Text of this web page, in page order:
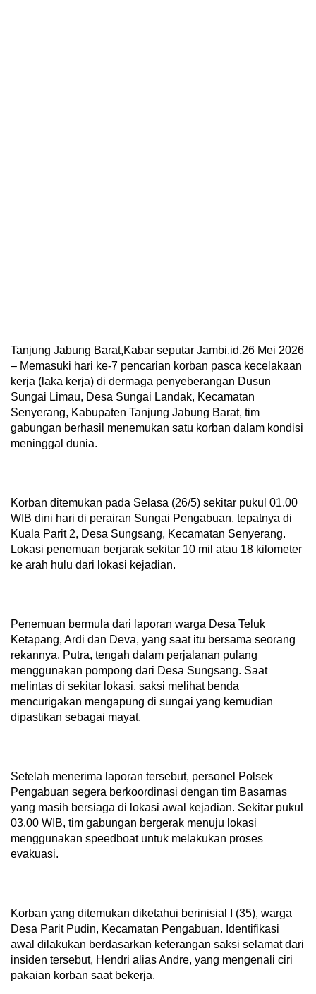
kerja (laka kerja) di dermaga penyeberangan Dusun
Sungai Limau, Desa Sungai Landak, Kecamatan
Senyerang, Kabupaten Tanjung Jabung Barat, tim
gabungan berhasil menemukan satu korban dalam kondisi
meninggal dunia.
Kuala Parit 2, Desa Sungsang, Kecamatan Senyerang.
Lokasi penemuan berjarak sekitar 10 mil atau 18 kilometer
ke arah hulu dari lokasi kejadian.
rekannya, Putra, tengah dalam perjalanan pulang
menggunakan pompong dari Desa Sungsang. Saat
melintas di sekitar lokasi, saksi melihat benda
mencurigakan mengapung di sungai yang kemudian
dipastikan sebagai mayat.
yang masih bersiaga di lokasi awal kejadian. Sekitar pukul
03.00 WIB, tim gabungan bergerak menuju lokasi
menggunakan speedboat untuk melakukan proses
evakuasi.
awal dilakukan berdasarkan keterangan saksi selamat dari
insiden tersebut, Hendri alias Andre, yang mengenali ciri
pakaian korban saat bekerja.